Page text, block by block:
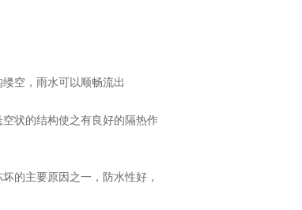
空，雨水可以顺畅流出
状的结构使之有良好的隔热作
的主要原因之一，防水性好，